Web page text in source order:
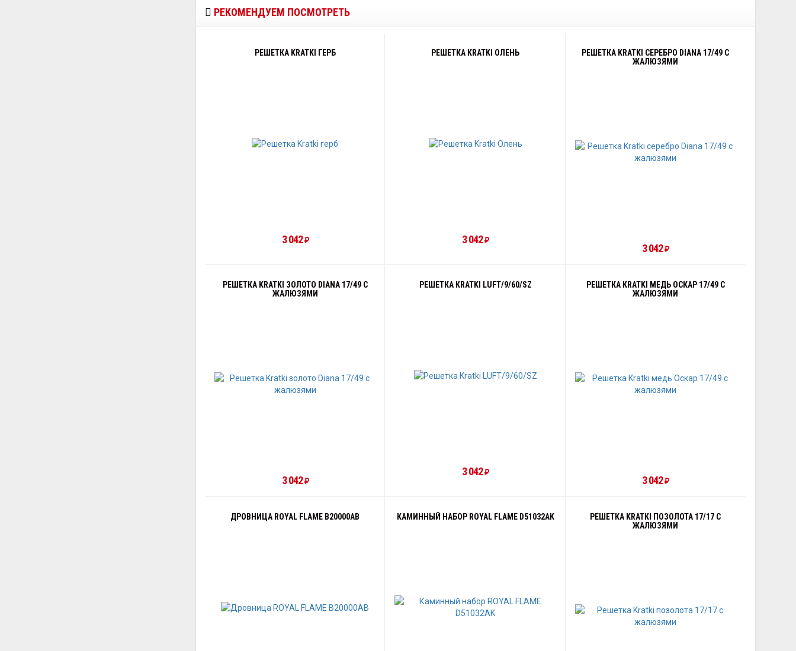
РЕКОМЕНДУЕМ ПОСМОТРЕТЬ
РЕШЕТКА KRATKI ГЕРБ
3 042 ₽
РЕШЕТКА KRATKI ОЛЕНЬ
3 042₽
РЕШЕТКА KRATKI СЕРЕБРО DIANA 17/49 C
ЖАЛЮЗЯМИ
3 042₽
РЕШЕТКА KRATKI ЗОЛОТО DIANA 17/49 С
ЖАЛЮЗЯМИ
3 042 ₽
РЕШЕТКА KRATKI LUFT/9/60/SZ
3 042₽
РЕШЕТКА KRATKI МЕДЬ ОСКАР 17/49 С
ЖАЛЮЗЯМИ
3 042₽
ДРОВНИЦА ROYAL FLAME B20000AB КАМИННЫЙ НАБОР ROYAL FLAME D51032AK
РЕШЕТКА KRATKI ПОЗОЛОТА 17/17 С
ЖАЛЮЗЯМИ